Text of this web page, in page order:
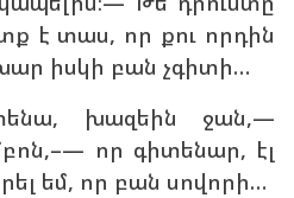
է տաս, որ քու որդին
իսկի բան չգիտի…
խազեին ջան,—
որ գիտենար, էլ
եմ, որ բան սովորի…